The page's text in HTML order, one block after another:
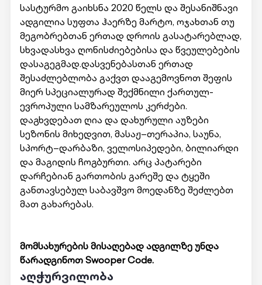
სასტურმო გაიხსნა 2020 წელს და შესანიშნავი
ადგილია სუფთა ჰაერზე მარტო, ოჯახთან თუ
მეგობრებთან ერთად დროის გასატარებლად,
სხვადასხვა ღონისძიებებისა და წვეულებების
დასაგეგმად.დასვენებასთან ერთად
შესაძლებლობა გაქვთ დააგემოვნოთ შეფის
მიერ სპეციალურად შექმნილი ქართულ-
ევროპული სამზარეულოს კერძები.
დაგხვდებათ ღია და დახურული აუზები
სეზონის მიხედვით, მასაჟ–თერაპია, საუნა,
სპორტ–დარბაზი, ველოსიპედები, ბილიარდი
და მაგიდის ჩოგბურთი. არც პატარები
დარჩებიან გართობის გარეშე და ტყეში
განთავსებულ საბავშვო მოედანზე შეძლებთ
მათ გახარებას.
მომსახურების მისაღებად ადგილზე უნდა
წარადგინოთ Swooper Code.
აღჭურვილობა